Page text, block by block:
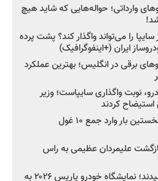
وارداتی؛ حواله‌هایی که شاید هیچ
را می‌تواند واگذار کند؟ پشت پرده
ایران (+اینفوگرافیک)
برقی در انگلیس؛ بهترین عملکرد
نوبت واگذاری سایپاست؛ وزیر
کردند
۳ خودروساز چینی برای نخستین بار وارد جمع ۱۰ غول
بازگشت علیمردان عظیمی به راس
چینی‌ها به قلب اروپا رسیدند؛ نمایشگاه خودرو پاریس ۲۰۲۶ به